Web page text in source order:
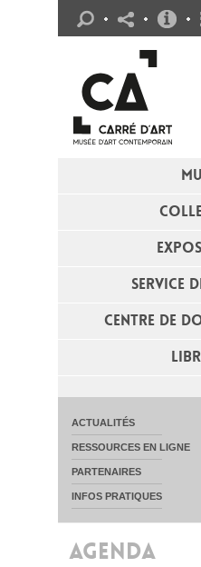
SERVICE
CENTRE DE
ACTUALITÉS
RESSOURCES EN LIGNE
PARTENAIRES
INFOS PRATIQUES
Infos
AGENDA